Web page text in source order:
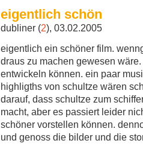
eigentlich schön
dubliner (2), 03.02.2005
eigentlich ein schöner film.
draus zu machen gewesen
entwickeln können. ein paar
highligths von schultze wären
darauf, dass schultze zum
macht, aber es passiert leider
schöner vorstellen können.
und genoss die bilder und die